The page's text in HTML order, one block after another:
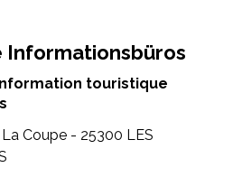
Informationsbüros
touristique
Coupe - 25300 LES